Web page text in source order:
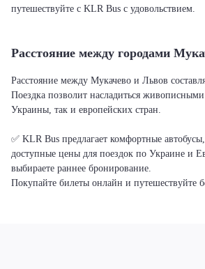
путешествуйте с KLR Bus с удовольствием.
Расстояние между городами
Расстояние между Мукачево и Львов
Поездка позволит насладиться
Украины, так и европейских стран.
✅ KLR Bus предлагает комфортные
доступные цены для поездок по Украине и
выбираете раннее бронирование.
Покупайте билеты онлайн и путешествуйте